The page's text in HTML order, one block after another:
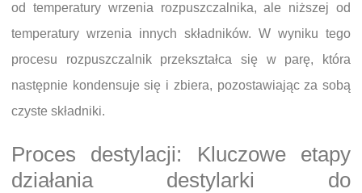
od temperatury wrzenia rozpuszczalnika, ale niższej od
temperatury wrzenia innych składników. W wyniku tego
procesu rozpuszczalnik przekształca się w parę, która
następnie kondensuje się i zbiera, pozostawiając za sobą
czyste składniki.
Proces destylacji: Kluczowe etapy
działania destylarki do